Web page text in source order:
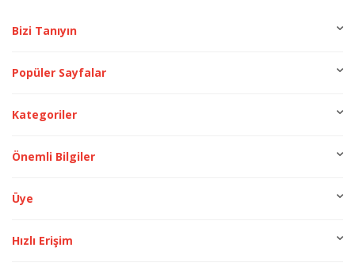
Bizi Tanıyın
Popüler Sayfalar
Kategoriler
Önemli Bilgiler
Üye
Hızlı Erişim